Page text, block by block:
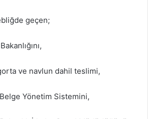
geçen;
ve navlun dahil teslimi,
Yönetim Sistemini,